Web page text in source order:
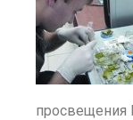
просвещения